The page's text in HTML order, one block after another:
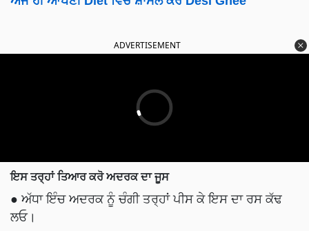
ਇਸ ਤਰ੍ਹਾਂ ਤਿਆਰ ਕਰੋ ਅਦਰਕ ਦਾ ਜੂਸ
● ਅੱਧਾ ਇੰਚ ਅਦਰਕ ਨੂੰ ਚੰਗੀ ਤਰ੍ਹਾਂ ਪੀਸ ਕੇ ਇਸ ਦਾ ਰਸ ਕੱਢ
ਲਓ।